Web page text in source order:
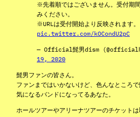
※先着順ではございません。受付期
みください。
※URLは受付開始より反映されます。
pic.twitter.com/kOCondU2pC
— Official髭男dism
19, 2020
髭男ファンの皆さん。
ファンまではいかないけど、色んなところ
気になるバンドになってるあなた。
ホールツアーやアリーナツアーのチケットは